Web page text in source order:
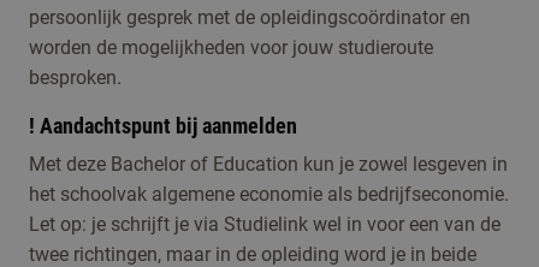
persoonlijk gesprek met de opleidingscoördinator en
worden de mogelijkheden voor jouw studieroute
besproken.
! Aandachtspunt bij aanmelden
Met deze Bachelor of Education kun je zowel lesgeven in
het schoolvak algemene economie als bedrijfseconomie.
Let op: je schrijft je via Studielink wel in voor een van de
twee richtingen, maar in de opleiding word je in beide